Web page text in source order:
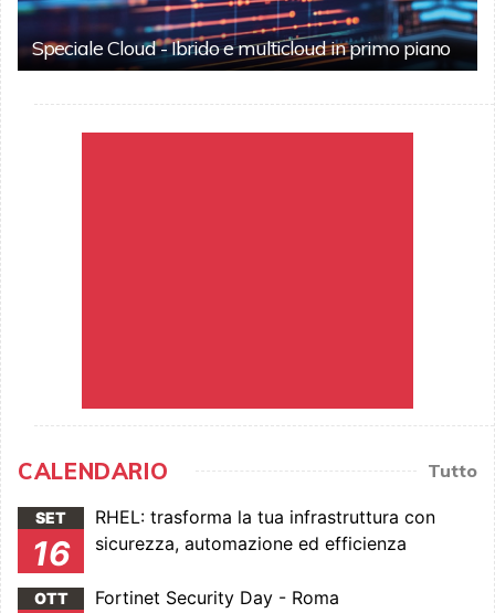
Speciale Cloud - Ibrido e multicloud in primo piano
CALENDARIO Tutto
SET
16
RHEL: trasforma la tua infrastruttura con
sicurezza, automazione ed efficienza
OTT Fortinet Security Day - Roma